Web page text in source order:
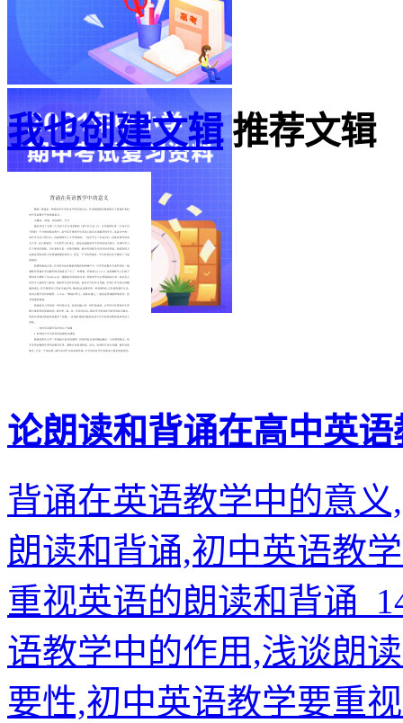
我也创建文辑推荐文辑
论朗读和背诵在高中英
背诵在英语教学中的意
朗读和背诵,初中英语教
重视英语的朗读和背诵
语教学中的作用,浅谈朗
要性,初中英语教学要重